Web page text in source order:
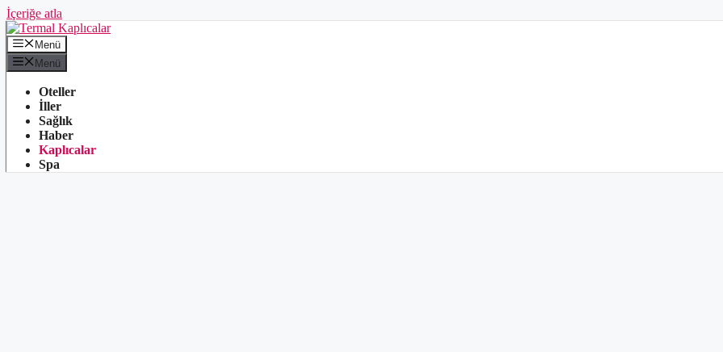
İçeriğe atla
Menü
Menü
Oteller
İller
Sağlık
Haber
Kaplıcalar
Spa